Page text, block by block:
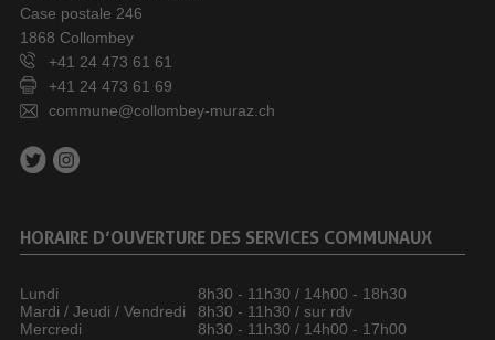
Case postale 246
1868 Collombey
+41 24 473 61 61
+41 24 473 61 69
commune@collombey-muraz.ch
HORAIRE D’OUVERTURE DES SERVICES COMMUNAUX
Lundi
8h30 - 11h30 / 14h00 - 18h30
Mardi / Jeudi / Vendredi
8h30 - 11h30 / sur rdv
Mercredi
8h30 - 11h30 / 14h00 - 17h00